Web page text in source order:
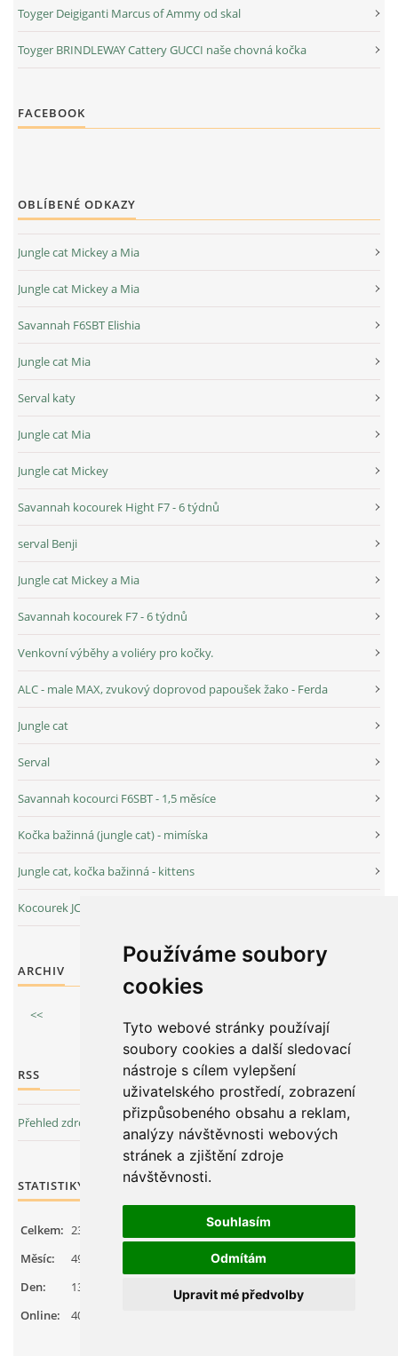
Používáme soubory
cookies
Tyto webové stránky používají
soubory cookies a další sledovací
nástroje s cílem vylepšení
uživatelského prostředí, zobrazení
přizpůsobeného obsahu a reklam,
analýzy návštěvnosti webových
stránek a zjištění zdroje
návštěvnosti.
Souhlasím
Odmítám
Upravit mé předvolby
Toyger Deigiganti Marcus of Ammy od skal
Toyger BRINDLEWAY Cattery GUCCI naše chovná kočka
FACEBOOK
OBLÍBENÉ ODKAZY
Jungle cat Mickey a Mia
Jungle cat Mickey a Mia
Savannah F6SBT Elishia
Jungle cat Mia
Serval katy
Jungle cat Mia
Jungle cat Mickey
Savannah kocourek Hight F7 - 6 týdnů
serval Benji
Jungle cat Mickey a Mia
Savannah kocourek F7 - 6 týdnů
Venkovní výběhy a voliéry pro kočky.
ALC - male MAX, zvukový doprovod papoušek žako - Ferda
Jungle cat
Serval
Savannah kocourci F6SBT - 1,5 měsíce
Kočka bažinná (jungle cat) - mimíska
Jungle cat, kočka bažinná - kittens
Kocourek JC Chip v novém domově v Bělorusku
ARCHIV
<<
RSS
Přehled zdrojů
STATISTIKY
Online: 40
Celkem: 2327816
Měsíc:
49849
Den:
1337